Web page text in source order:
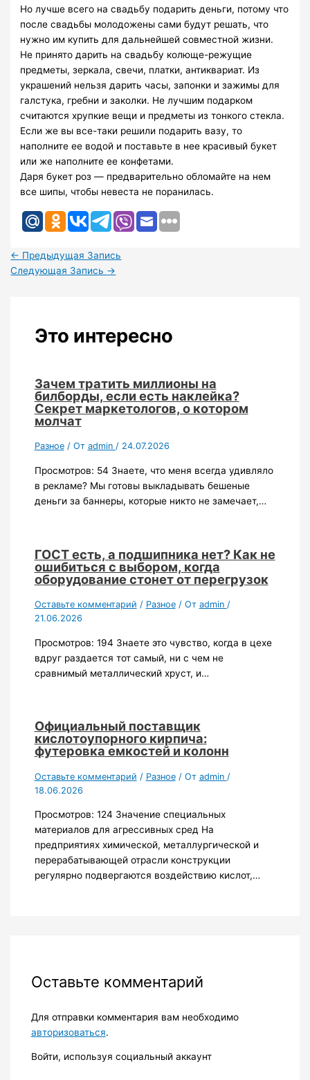
Но лучше всего на свадьбу подарить деньги, потому что
после свадьбы молодожены сами будут решать, что
нужно им купить для дальнейшей совместной жизни.
Не принято дарить на свадьбу колюще-режущие
предметы, зеркала, свечи, платки, антиквариат. Из
украшений нельзя дарить часы, запонки и зажимы для
галстука, гребни и заколки. Не лучшим подарком
считаются хрупкие вещи и предметы из тонкого стекла.
Если же вы все-таки решили подарить вазу, то
наполните ее водой и поставьте в нее красивый букет
или же наполните ее конфетами.
Даря букет роз — предварительно обломайте на нем
все шипы, чтобы невеста не поранилась.
← Предыдущая Запись
Следующая Запись →
Это интересно
Зачем тратить миллионы на
билборды, если есть наклейка?
Секрет маркетологов, о котором
молчат
Разное/ От admin / 24.07.2026
Просмотров: 54 Знаете, что меня всегда удивляло
в рекламе? Мы готовы выкладывать бешеные
деньги за баннеры, которые никто не замечает,…
ГОСТ есть, а подшипника нет? Как не
ошибиться с выбором, когда
оборудование стонет от перегрузок
Оставьте комментарий / Разное/ От admin /
21.06.2026
Просмотров: 194 Знаете это чувство, когда в цехе
вдруг раздается тот самый, ни с чем не
сравнимый металлический хруст, и…
Официальный поставщик
кислотоупорного кирпича:
футеровка емкостей и колонн
Оставьте комментарий / Разное/ От admin /
18.06.2026
Просмотров: 124 Значение специальных
материалов для агрессивных сред На
предприятиях химической, металлургической и
перерабатывающей отрасли конструкции
регулярно подвергаются воздействию кислот,…
Оставьте комментарий
Для отправки комментария вам необходимо
авторизоваться.
Войти, используя социальный аккаунт